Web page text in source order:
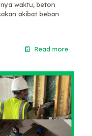
waktu, beton
akibat beban
Read more